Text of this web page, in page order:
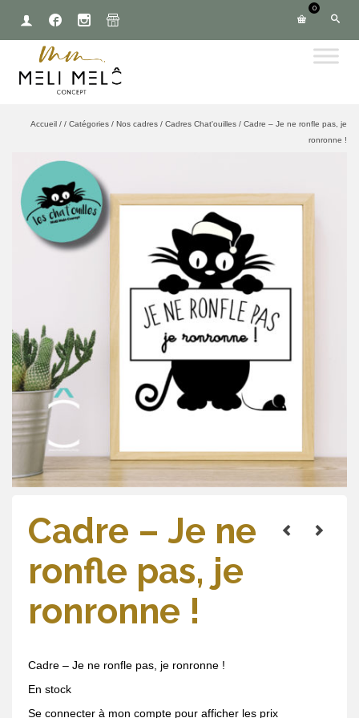
0
Accueil / / Catégories / Nos cadres / Cadres Chat'ouilles / Cadre – Je ne ronfle pas, je
ronronne !
Cadre – Je ne
ronfle pas, je
ronronne !
Cadre – Je ne ronfle pas, je ronronne !
En stock
Se connecter à mon compte pour afficher les prix